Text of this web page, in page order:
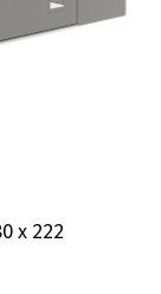
x 222